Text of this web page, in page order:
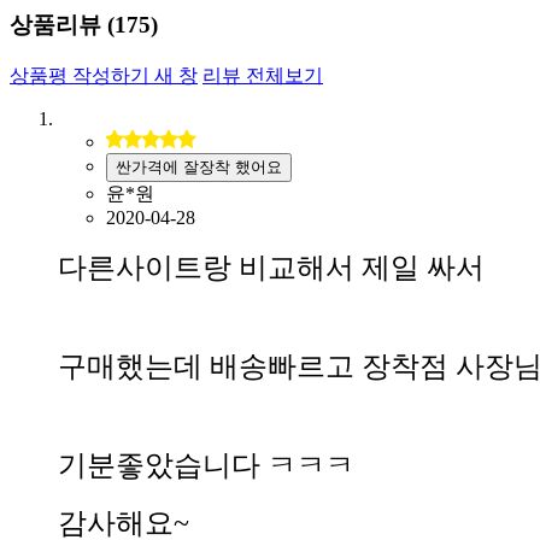
상품리뷰 (175)
상품평 작성하기 새 창 리뷰 전체보기
싼가격에 잘장착 했어요
윤*원
2020-04-28
다른사이트랑 비교해서 제일 싸서
구매했는데 배송빠르고 장착점 사장
기분좋았습니다 ㅋㅋㅋ
감사해요~